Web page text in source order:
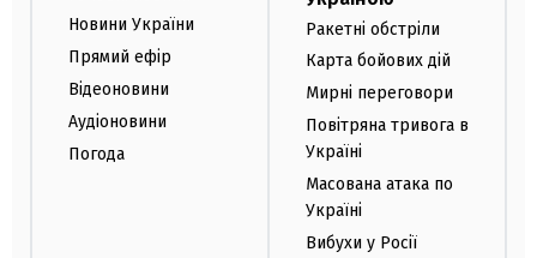
Новини України
Прямий ефір
Відеоновини
Аудіоновини
Погода
Ракетні обстріли
Карта бойових дій
Мирні переговори
Повітряна тривога в
Україні
Масована атака по
Україні
Вибухи у Росії